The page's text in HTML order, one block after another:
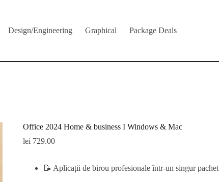
Design/Engineering Graphical Package Deals
Office 2024 Home & business I Windows & Mac
lei 729.00
📝 Aplicații de birou profesionale într-un singur pachet